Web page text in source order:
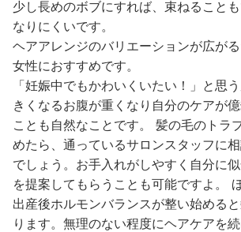
少し長めのボブにすれば、束ねること
なりにくいです。
ヘアアレンジのバリエーションが広が
女性におすすめです。
「妊娠中でもかわいくいたい！」と思
きくなるお腹が重くなり自分のケアが
ことも自然なことです。 髪の毛のトラ
めたら、通っているサロンスタッフに
でしょう。お手入れがしやすく自分に
を提案してもらうことも可能ですよ。
出産後ホルモンバランスが整い始める
ります。無理のない程度にヘアケアを続